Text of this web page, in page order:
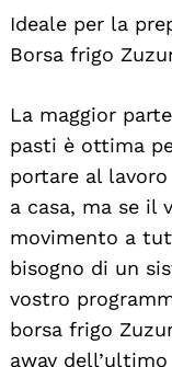
Ideale per la
Borsa frigo
La maggior
pasti è ottima
portare al
a casa, ma se il
movimento a
bisogno di un
vostro
borsa frigo
away